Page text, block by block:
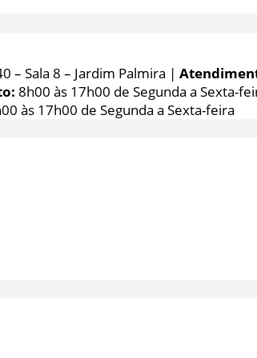
– Sala 8 – Jardim Palmira |
8h00 às 17h00 de Segunda a Sexta-
às 17h00 de Segunda a Sexta-feira